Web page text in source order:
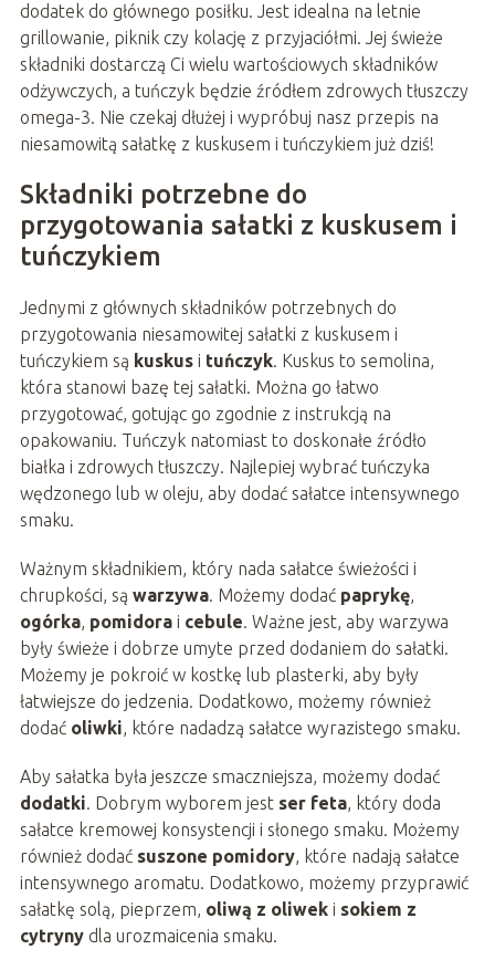
dodatek do głównego posiłku. Jest idealna na letnie
grillowanie, piknik czy kolację z przyjaciółmi. Jej świeże
składniki dostarczą Ci wielu wartościowych składników
odżywczych, a tuńczyk będzie źródłem zdrowych tłuszczy
omega-3. Nie czekaj dłużej i wypróbuj nasz przepis na
niesamowitą sałatkę z kuskusem i tuńczykiem już dziś!
Składniki potrzebne do
przygotowania sałatki z kuskusem i
tuńczykiem
Jednymi z głównych składników potrzebnych do
przygotowania niesamowitej sałatki z kuskusem i
tuńczykiem są kuskusi tuńczyk. Kuskus to semolina,
która stanowi bazę tej sałatki. Można go łatwo
przygotować, gotując go zgodnie z instrukcją na
opakowaniu. Tuńczyk natomiast to doskonałe źródło
białka i zdrowych tłuszczy. Najlepiej wybrać tuńczyka
wędzonego lub w oleju, aby dodać sałatce intensywnego
smaku.
Ważnym składnikiem, który nada sałatce świeżości i
chrupkości, są warzywa. Możemy dodać paprykę,
ogórka, pomidorai cebule. Ważne jest, aby warzywa
były świeże i dobrze umyte przed dodaniem do sałatki.
Możemy je pokroić w kostkę lub plasterki, aby były
łatwiejsze do jedzenia. Dodatkowo, możemy również
dodać oliwki, które nadadzą sałatce wyrazistego smaku.
Aby sałatka była jeszcze smaczniejsza, możemy dodać
dodatki. Dobrym wyborem jest ser feta, który doda
sałatce kremowej konsystencji i słonego smaku. Możemy
również dodać suszone pomidory, które nadają sałatce
intensywnego aromatu. Dodatkowo, możemy przyprawić
sałatkę solą, pieprzem, oliwą z oliweki sokiem z
cytrynydla urozmaicenia smaku.